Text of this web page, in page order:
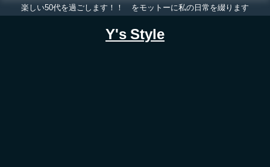
楽しい50代を過ごします！！ をモットーに私の日常を綴ります
Y's Style